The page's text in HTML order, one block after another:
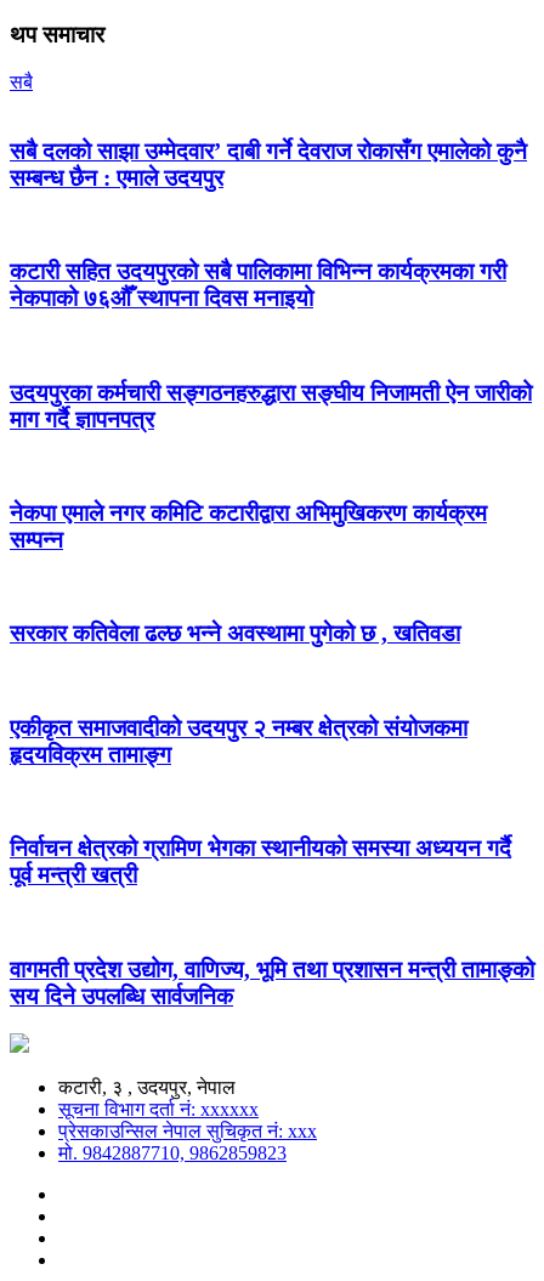
थप समाचार
सबै
सबै दलको साझा उम्मेदवार’ दाबी गर्ने देवराज रोकासँग एमालेको कुनै
सम्बन्ध छैन : एमाले उदयपुर
कटारी सहित उदयपुरको सबै पालिकामा विभिन्न कार्यक्रमका गरी
नेकपाको ७६औँ स्थापना दिवस मनाइयो
उदयपुरका कर्मचारी सङ्गठनहरुद्धारा सङ्घीय निजामती ऐन जारीको
माग गर्दै ज्ञापनपत्र
नेकपा एमाले नगर कमिटि कटारीद्वारा अभिमुखिकरण कार्यक्रम
सम्पन्न
सरकार कतिवेला ढल्छ भन्ने अवस्थामा पुगेको छ , खतिवडा
एकीकृत समाजवादीको उदयपुर २ नम्बर क्षेत्रको संयोजकमा
हृदयविक्रम तामाङ्ग
निर्वाचन क्षेत्रको ग्रामिण भेगका स्थानीयको समस्या अध्ययन गर्दै
पूर्व मन्त्री खत्री
वागमती प्रदेश उद्योग, वाणिज्य, भूमि तथा प्रशासन मन्त्री तामाङ्को
सय दिने उपलब्धि सार्वजनिक
कटारी, ३ , उदयपुर, नेपाल
सूचना विभाग दर्ता नं: xxxxxx
प्रेसकाउन्सिल नेपाल सुचिकृत नं: xxx
मो. 9842887710, 9862859823